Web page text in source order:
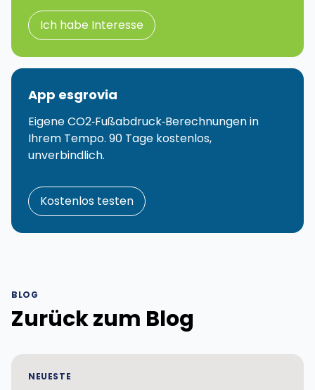
Ich habe Interesse
App esgrovia
Eigene CO2‑Fußabdruck‑Berechnungen in
Ihrem Tempo. 90 Tage kostenlos,
unverbindlich.
Kostenlos testen
BLOG
Zurück zum Blog
NEUESTE